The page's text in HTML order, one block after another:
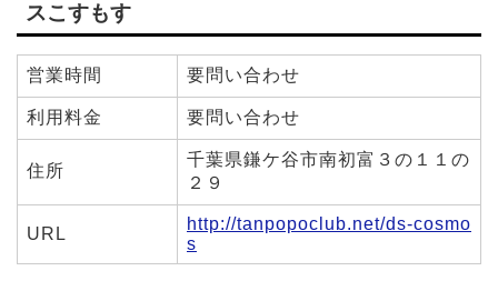
スこすもす
営業時間 要問い合わせ
利用料金 要問い合わせ
住所
千葉県鎌ケ谷市南初富３の１１の
２９
URL
http://tanpopoclub.net/ds-cosmo
s